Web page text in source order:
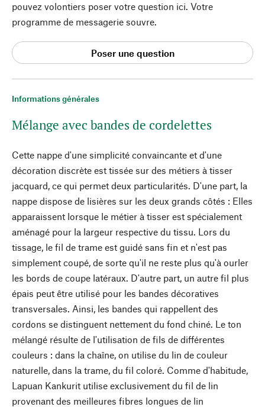
Informations générales
Mélange avec bandes de cordelettes
Cette nappe d'une simplicité convaincante et d'une
décoration discrète est tissée sur des métiers à tisser
jacquard, ce qui permet deux particularités. D'une part, la
nappe dispose de lisières sur les deux grands côtés : Elles
apparaissent lorsque le métier à tisser est spécialement
aménagé pour la largeur respective du tissu. Lors du
tissage, le fil de trame est guidé sans fin et n'est pas
simplement coupé, de sorte qu'il ne reste plus qu'à ourler
les bords de coupe latéraux. D'autre part, un autre fil plus
épais peut être utilisé pour les bandes décoratives
transversales. Ainsi, les bandes qui rappellent des
cordons se distinguent nettement du fond chiné. Le ton
mélangé résulte de l'utilisation de fils de différentes
couleurs : dans la chaîne, on utilise du lin de couleur
naturelle, dans la trame, du fil coloré. Comme d'habitude,
Lapuan Kankurit utilise exclusivement du fil de lin
provenant des meilleures fibres longues de lin
pouvez volontiers poser votre question ici. Votre
programme de messagerie souvre.
Poser une question